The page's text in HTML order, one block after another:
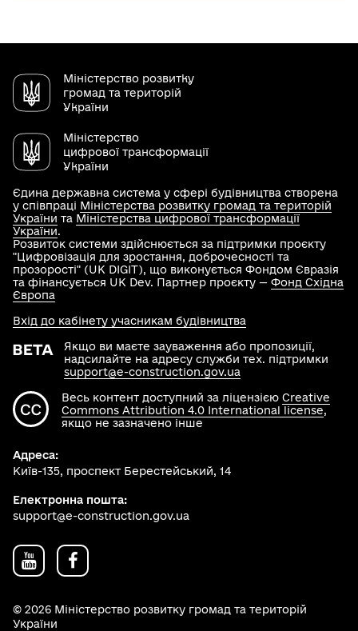
Міністерство розвитку
громад та територій
України
Міністерство
цифрової трансформації
України
Єдина державна система у сфері будівництва створена
у співпраці Міністерства розвитку громад та територій
України та Міністерства цифрової трансформації
України.
Розвиток системи здійснюється за підтримки проєкту
"Цифровізація для зростання, доброчесності та
прозорості" (UK DIGIT), що виконується Фондом Євразія
та фінансується UK Dev. Партнер проєкту — Фонд Східна
Європа
Якщо ви маєте зауваження або пропозиції,
надсилайте на адресу служби тех. підтримки
support@e-construction.gov.ua
Весь контент доступний за ліцензією Creative
Commons Attribution 4.0 International license,
якщо не зазначено інше
Вхід до кабінету учасникам будівництва
Адреса:
Київ-135, проспект Берестейський, 14
Електронна пошта:
support@e-construction.gov.ua
© 2026 Міністерство розвитку громад та територій
України